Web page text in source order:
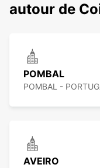
autour de
POMBAL
POMBAL -
AVEIRO